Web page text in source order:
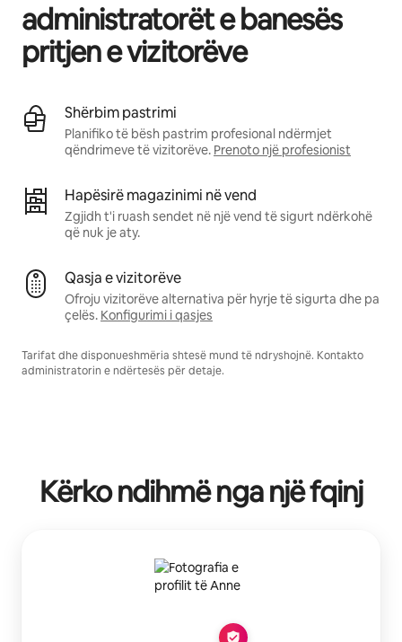
administratorët e banesës
pritjen e vizitorëve
Shërbim pastrimi
Planifiko të bësh pastrim profesional ndërmjet
qëndrimeve të vizitorëve. Prenoto një profesionist
Hapësirë magazinimi në vend
Zgjidh t'i ruash sendet në një vend të sigurt ndërkohë
që nuk je aty.
Qasja e vizitorëve
Ofroju vizitorëve alternativa për hyrje të sigurta dhe pa
çelës. Konfigurimi i qasjes
Tarifat dhe disponueshmëria shtesë mund të ndryshojnë. Kontakto
administratorin e ndërtesës për detaje.
Kërko ndihmë nga një fqinj